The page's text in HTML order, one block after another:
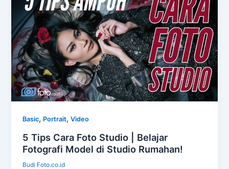
Basic, Portrait,Video
5 Tips Cara Foto Studio | Belajar
Fotografi Model di Studio Rumahan!
Budi Foto.co.id